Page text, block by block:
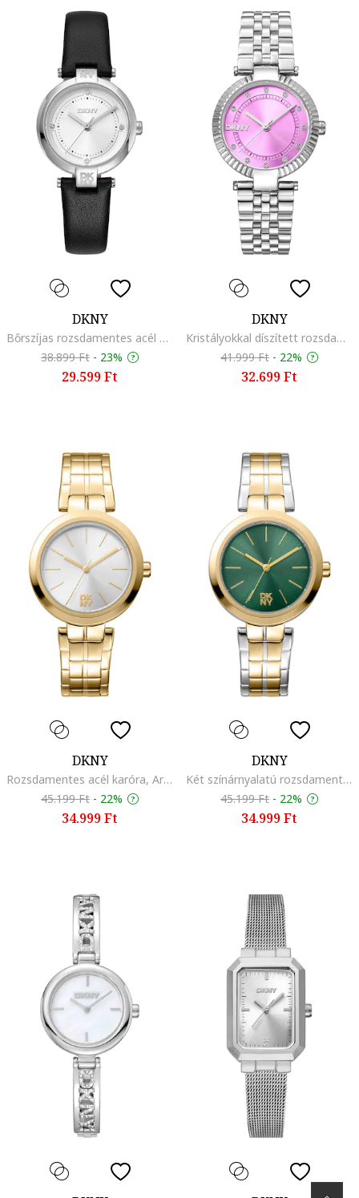
DKNY
Bőrszíjas rozsdamentes acél karóra, Fekete
38.899 Ft - 23%
29.599 Ft
DKNY
Kristályokkal díszített rozsdamentes acél karóra, Ezüstszín
41.999 Ft - 22%
32.699 Ft
DKNY
Rozsdamentes acél karóra, Aranyszín
45.199 Ft - 22%
34.999 Ft
DKNY
Két színárnyalatú rozsdamentes acél karóra logós számlappal, Ezüstszín/Aranyszín
45.199 Ft - 22%
34.999 Ft